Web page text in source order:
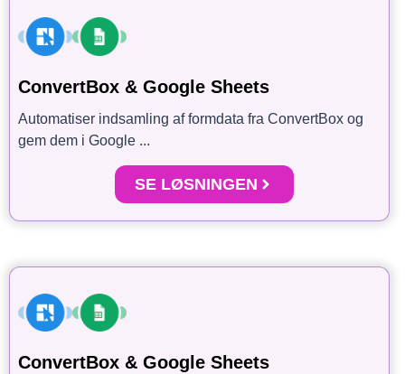
ConvertBox & Google Sheets
Automatiser indsamling af formdata fra ConvertBox og
gem dem i Google ...
SE LØSNINGEN
ConvertBox & Google Sheets